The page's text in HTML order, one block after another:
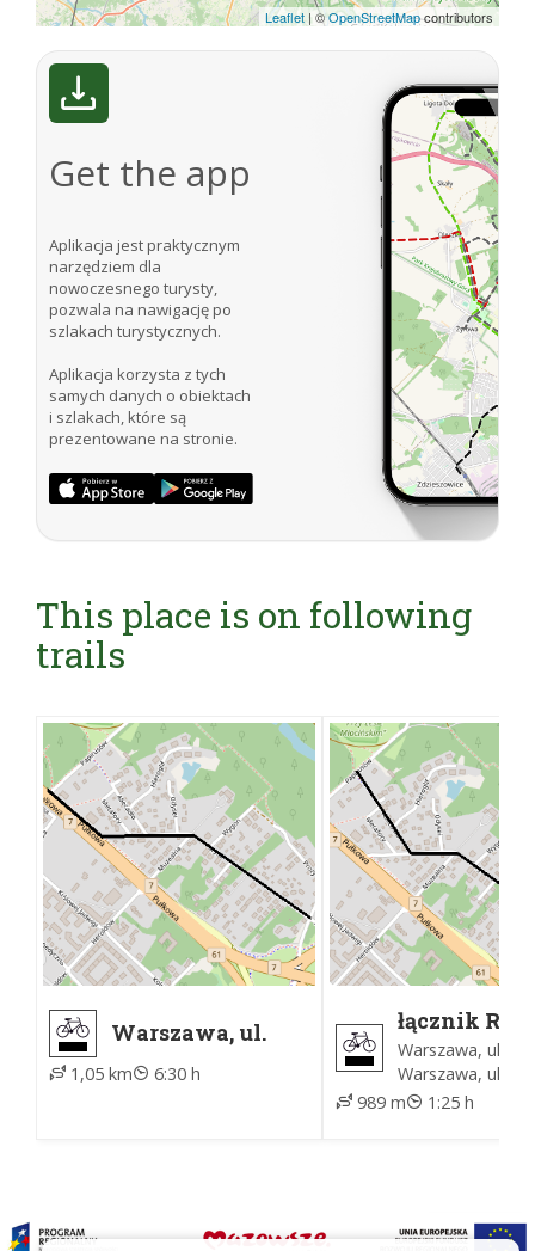
Leaflet |©OpenStreetMapcontributors
Get the app
Aplikacja jest praktycznym
narzędziem dla
nowoczesnego turysty,
pozwala na nawigację po
szlakach turystycznych.
Aplikacja korzysta z tych
samych danych o obiektach
i szlakach, które są
prezentowane na stronie.
This place is on following
trails
Warszawa, ul.
Warszawa, ul.
1,05 km 6:30 h
łącznik R11
Warszawa, ul.
Warszawa, ul.
989 m
1:25 h